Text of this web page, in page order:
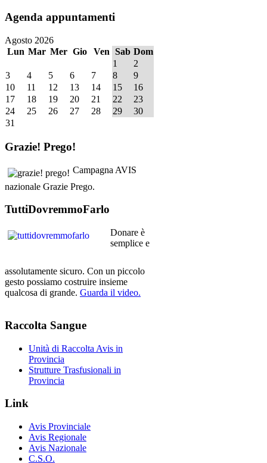
Agenda appuntamenti
Agosto 2026
Lun Mar Mer Gio Ven Sab Dom
1
2
3
4 5 6 7 8
9
10
11 12 13 14 15
16
17
18 19 20 21 22
23
24
25 26 27 28 29
30
31
Grazie! Prego!
Campagna AVIS
nazionale Grazie Prego.
TuttiDovremmoFarlo
Donare è
semplice e
assolutamente sicuro. Con un piccolo
gesto possiamo costruire insieme
qualcosa di grande. Guarda il video.
Raccolta Sangue
Unità di Raccolta Avis in
Provincia
Strutture Trasfusionali in
Provincia
Link
Avis Provinciale
Avis Regionale
Avis Nazionale
C.S.O.